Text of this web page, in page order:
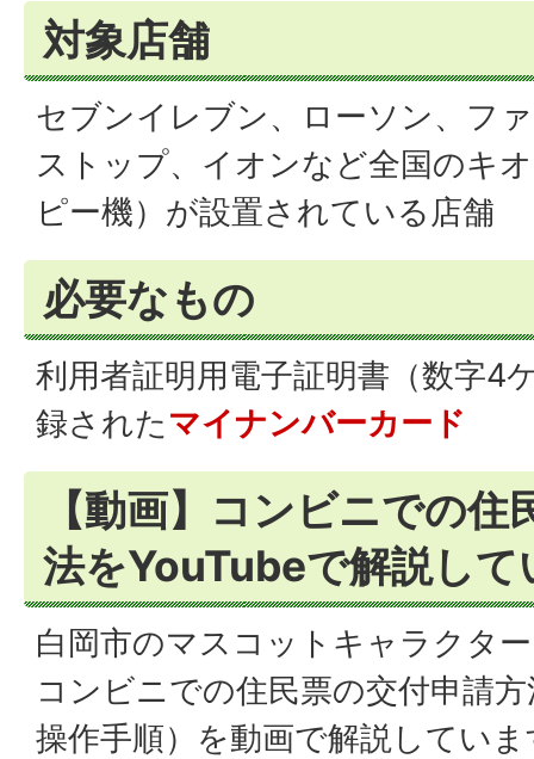
対象店舗
セブンイレブン、ローソン、フ
ストップ、イオンなど全国のキ
ピー機）が設置されている店舗
必要なもの
利用者証明用電子証明書（数字4
録されたマイナンバーカード
【動画】コンビニでの
法をYouTubeで解説して
白岡市のマスコットキャラクタ
コンビニでの住民票の交付申請
操作手順）を動画で解説してい